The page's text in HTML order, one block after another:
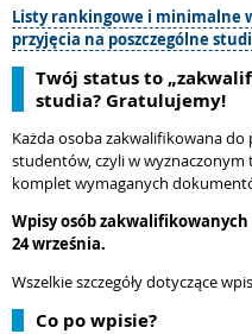
Listy rankingowe i minimalne
przyjęcia na poszczególne
Twój status to
studia? Gratulujemy!
Każda osoba zakwalifikowana
studentów, czyli w
komplet wymaganych
Wpisy osób zakwalifikowanych
24 września.
Wszelkie szczegóły dotyczące
Co po wpisie?